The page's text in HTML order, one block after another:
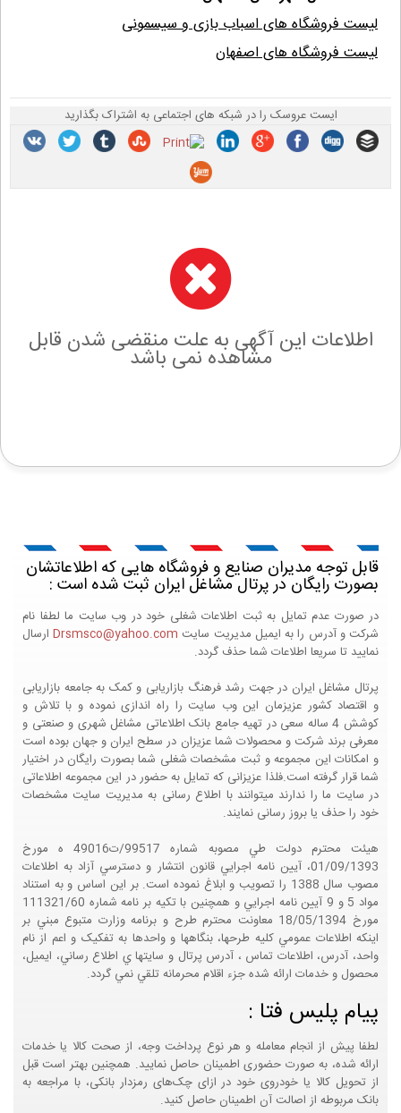
لیست فروشگاه های اسباب بازی و سیسمونی
لیست فروشگاه های اصفهان
ایست عروسک را در شبکه های اجتماعی به اشتراک بگذارید
اطلاعات این آگهی به علت منقضی شدن قابل
مشاهده نمی باشد
قابل توجه مدیران صنایع و فروشگاه هایی که اطلاعاتشان
بصورت رایگان در پرتال مشاغل ایران ثبت شده است :
در صورت عدم تمایل به ثبت اطلاعات شغلی خود در وب سایت ما لطفا نام
شرکت و آدرس را به ایمیل مدیریت سایت Drsmsco@yahoo.comارسال
نمایید تا سریعا اطلاعات شما حذف گردد.
پرتال مشاغل ایران در جهت رشد فرهنگ بازاریابی و کمک به جامعه بازاریابی
و اقتصاد کشور عزیزمان این وب سایت را راه اندازی نموده و با تلاش و
کوشش 4 ساله سعی در تهیه جامع بانک اطلاعاتی مشاغل شهری و صنعتی و
معرفی برند شرکت و محصولات شما عزیزان در سطح ایران و جهان بوده است
و امکانات این مجموعه و ثبت مشخصات شغلی شما بصورت رایگان در اختیار
شما قرار گرفته است.فلذا عزیزانی که تمایل به حضور در این مجموعه اطلاعاتی
در سایت ما را ندارند میتوانند با اطلاع رسانی به مدیریت سایت مشخصات
خود را حذف یا بروز رسانی نمایند.
هيئت محترم دولت طي مصوبه شماره 99517/ت49016 ه مورخ
01/09/1393، آيين نامه اجرايي قانون انتشار و دسترسي آزاد به اطلاعات
مصوب سال 1388 را تصويب و ابلاغ نموده است. بر اين اساس و به استناد
مواد 5 و 9 آيين نامه اجرايي و همچنين با تکيه بر نامه شماره 111321/60
مورخ 18/05/1394 معاونت محترم طرح و برنامه وزارت متبوع مبني بر
اينکه اطلاعات عمومي کليه طرحها، بنگاهها و واحدها به تفکيک و اعم از نام
واحد، آدرس، اطلاعات تماس ، آدرس پرتال و سايتها ي اطلاع رساني، ايميل،
محصول و خدمات ارائه شده جزء اقلام محرمانه تلقي نمي گردد.
پیام پلیس فتا :
لطفا پیش از انجام معامله و هر نوع پرداخت وجه، از صحت کالا یا خدمات
ارائه شده، به صورت حضوری اطمینان حاصل نمایید. همچنین بهتر است قبل
از تحویل کالا یا خودروی خود در ازای چک‌های رمزدار بانکی، با مراجعه به
بانک مربوطه از اصالت آن اطمینان حاصل کنید.